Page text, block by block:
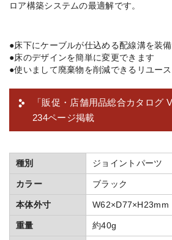
ロア構築システムの最適解です。
●床下にケーブルが仕込める配線溝を装備
●床のデザインを簡単に変更できます
●使いまして廃棄物を削減できるリユー
「販促・店舗用品総合カタログ
234ページ掲載
種別 ジョイントパーツ
カラー ブラック
本体外寸 W62×D77×H23mm
重量 約40g